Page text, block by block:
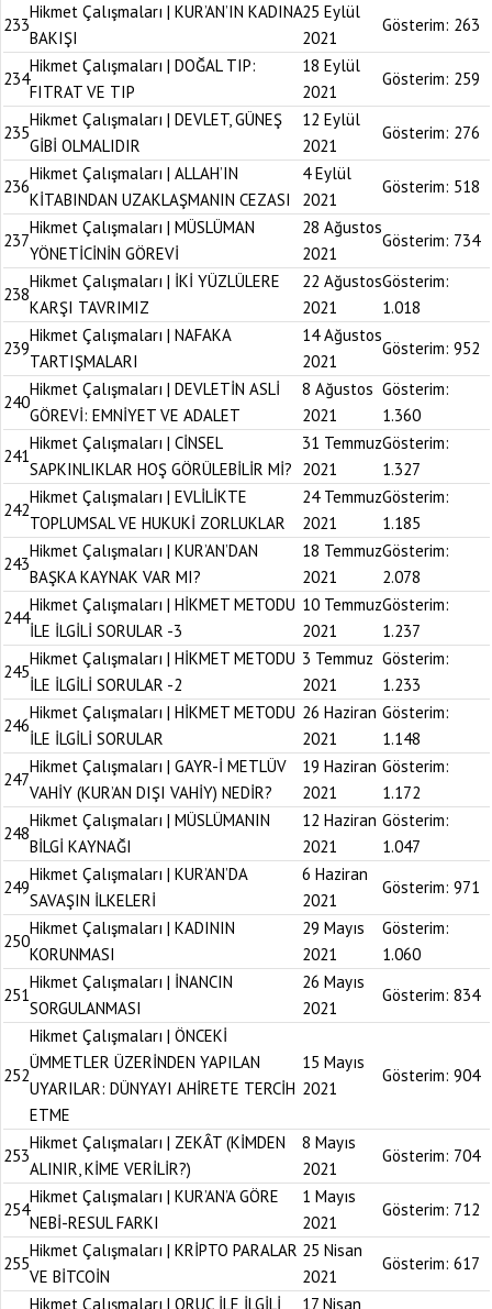
233
Hikmet Çalışmaları | KUR’AN’IN KADINA
BAKIŞI
25 Eylül
2021
Gösterim: 263
234
Hikmet Çalışmaları | DOĞAL TIP:
FITRAT VE TIP
18 Eylül
2021
Gösterim: 259
235
Hikmet Çalışmaları | DEVLET, GÜNEŞ
GİBİ OLMALIDIR
12 Eylül
2021
Gösterim: 276
236
Hikmet Çalışmaları | ALLAH’IN
KİTABINDAN UZAKLAŞMANIN CEZASI
4 Eylül
2021
Gösterim: 518
237
Hikmet Çalışmaları | MÜSLÜMAN
YÖNETİCİNİN GÖREVİ
28 Ağustos
2021
Gösterim: 734
238
Hikmet Çalışmaları | İKİ YÜZLÜLERE
KARŞI TAVRIMIZ
22 Ağustos
2021
Gösterim:
1.018
239
Hikmet Çalışmaları | NAFAKA
TARTIŞMALARI
14 Ağustos
2021
Gösterim: 952
240
Hikmet Çalışmaları | DEVLETİN ASLİ
GÖREVİ: EMNİYET VE ADALET
8 Ağustos
2021
Gösterim:
1.360
241
Hikmet Çalışmaları | CİNSEL
SAPKINLIKLAR HOŞ GÖRÜLEBİLİR Mİ?
31 Temmuz
2021
Gösterim:
1.327
242
Hikmet Çalışmaları | EVLİLİKTE
TOPLUMSAL VE HUKUKİ ZORLUKLAR
24 Temmuz
2021
Gösterim:
1.185
243
Hikmet Çalışmaları | KUR’AN’DAN
BAŞKA KAYNAK VAR MI?
18 Temmuz
2021
Gösterim:
2.078
244
Hikmet Çalışmaları | HİKMET METODU
İLE İLGİLİ SORULAR -3
10 Temmuz
2021
Gösterim:
1.237
245
Hikmet Çalışmaları | HİKMET METODU
İLE İLGİLİ SORULAR -2
3 Temmuz
2021
Gösterim:
1.233
246
Hikmet Çalışmaları | HİKMET METODU
İLE İLGİLİ SORULAR
26 Haziran
2021
Gösterim:
1.148
247
Hikmet Çalışmaları | GAYR-İ METLÜV
VAHİY (KUR’AN DIŞI VAHİY) NEDİR?
19 Haziran
2021
Gösterim:
1.172
248
Hikmet Çalışmaları | MÜSLÜMANIN
BİLGİ KAYNAĞI
12 Haziran
2021
Gösterim:
1.047
249
Hikmet Çalışmaları | KUR’AN’DA
SAVAŞIN İLKELERİ
6 Haziran
2021
Gösterim: 971
250
Hikmet Çalışmaları | KADININ
KORUNMASI
29 Mayıs
2021
Gösterim:
1.060
251
Hikmet Çalışmaları | İNANCIN
SORGULANMASI
26 Mayıs
2021
Gösterim: 834
252
Hikmet Çalışmaları | ÖNCEKİ
ÜMMETLER ÜZERİNDEN YAPILAN
UYARILAR: DÜNYAYI AHİRETE TERCİH
ETME
15 Mayıs
2021
Gösterim: 904
253
Hikmet Çalışmaları | ZEKÂT (KİMDEN
ALINIR, KİME VERİLİR?)
8 Mayıs
2021
Gösterim: 704
254
Hikmet Çalışmaları | KUR’AN’A GÖRE
NEBİ-RESUL FARKI
1 Mayıs
2021
Gösterim: 712
255
Hikmet Çalışmaları | KRİPTO PARALAR
VE BİTCOİN
25 Nisan
2021
Gösterim: 617
Hikmet Çalışmaları | ORUÇ İLE İLGİLİ 17 Nisan